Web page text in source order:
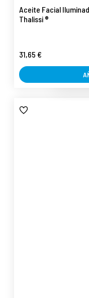
Aceite Facial
Thalissi ®
31,65 €